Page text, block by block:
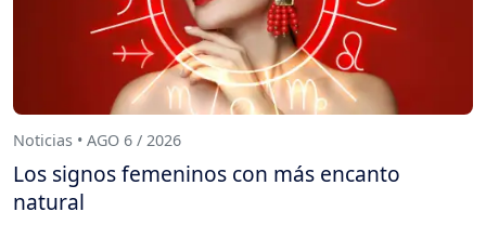
Noticias • AGO 6 / 2026
Los signos femeninos con más encanto
natural